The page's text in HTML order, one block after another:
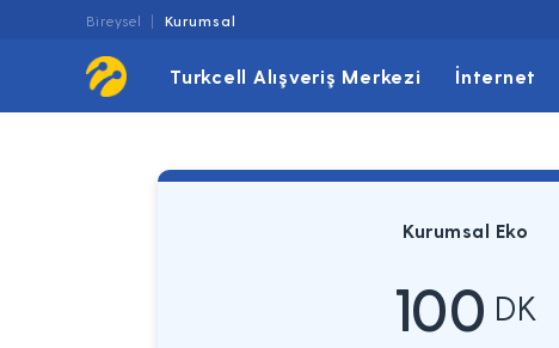
Bireysel Kurumsal
Turkcell Alışveriş Merkezi İnternet
Kurumsal Eko
100 DK